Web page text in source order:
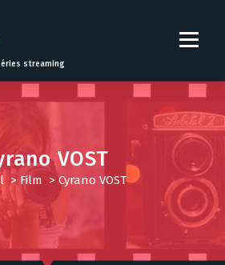
streaming
VOST
> Film > Cyrano VOST